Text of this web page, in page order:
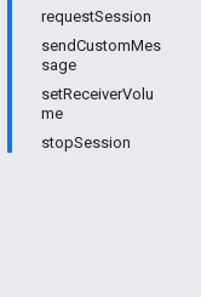
requestSession
sendCustomMes
sage
setReceiverVolu
me
stopSession